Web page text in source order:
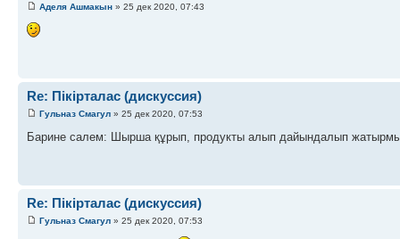
Аделя Ашмакын » 25 дек 2020, 07:43
Re: Пікірталас (дискуссия)
Гульназ Смагул » 25 дек 2020, 07:53
Барине салем: Шырша құрып, продукты алып дайындалып
Re: Пікірталас (дискуссия)
Гульназ Смагул » 25 дек 2020, 07:53